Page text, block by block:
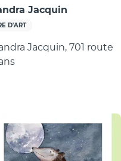
Jacquin
D'ART
Jacquin, 701 route